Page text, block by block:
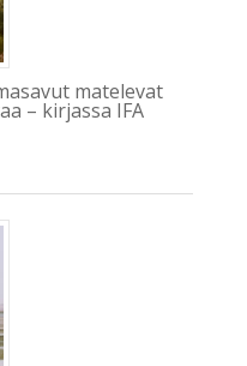
matelevat
– kirjassa IFA